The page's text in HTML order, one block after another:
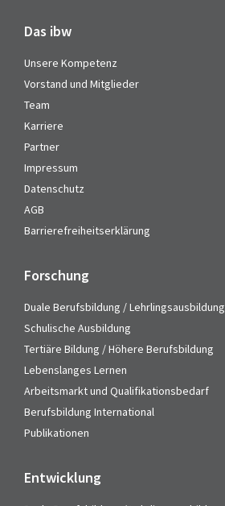
Das ibw
Unsere Kompetenz
Vorstand und Mitglieder
Team
Karriere
Partner
Impressum
Datenschutz
AGB
Barrierefreiheitserklärung
Forschung
Duale Berufsbildung / Lehrlingsausbildung
Schulische Ausbildung
Tertiäre Bildung / Höhere Berufsbildung
Lebenslanges Lernen
Arbeitsmarkt und Qualifikationsbedarf
Berufsbildung International
Publikationen
Entwicklung